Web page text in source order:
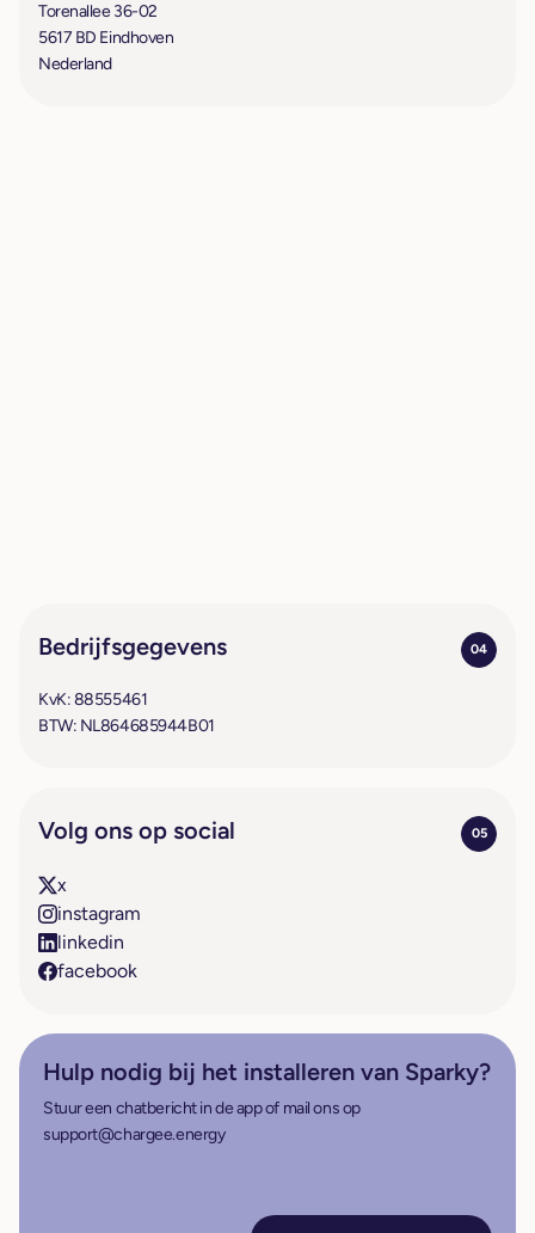
Torenallee 36-02
5617 BD Eindhoven
Nederland
Bedrijfsgegevens 04
KvK: 88555461
BTW: NL864685944B01
Volg ons op social 05
x
instagram
linkedin
facebook
Hulp nodig bij het installeren van Sparky?
Stuur een chatbericht in de app of mail ons op
support@chargee.energy